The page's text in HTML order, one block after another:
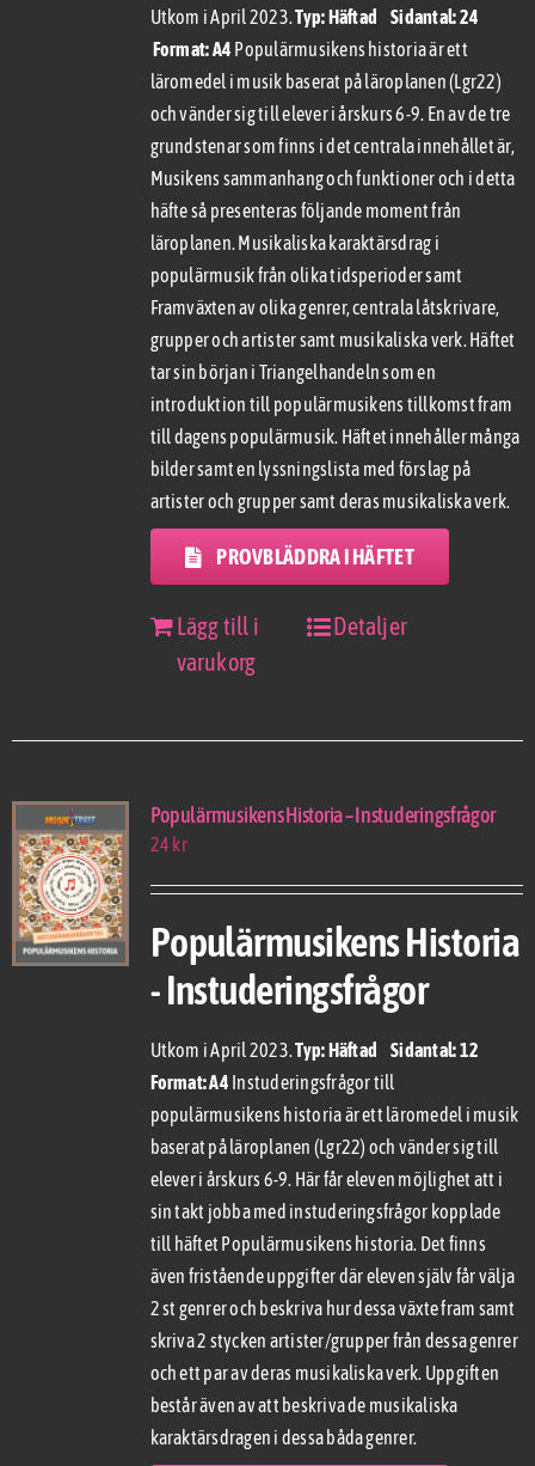
Utkom i April 2023.Typ: Häftad Sidantal: 24
Format: A4 Populärmusikens historia är ett
läromedel i musik baserat på läroplanen (Lgr22)
och vänder sig till elever i årskurs 6-9. En av de tre
grundstenar som finns i det centrala innehållet är,
Musikens sammanhang och funktioner och i detta
häfte så presenteras följande moment från
läroplanen. Musikaliska karaktärsdrag i
populärmusik från olika tidsperioder samt
Framväxten av olika genrer, centrala låtskrivare,
grupper och artister samt musikaliska verk. Häftet
tar sin början i Triangelhandeln som en
introduktion till populärmusikens tillkomst fram
till dagens populärmusik. Häftet innehåller många
bilder samt en lyssningslista med förslag på
artister och grupper samt deras musikaliska verk.
PROVBLÄDDRA I HÄFTET
Lägg till i
varukorg
Detaljer
Populärmusikens Historia – Instuderingsfrågor
24 kr
Populärmusikens Historia
- Instuderingsfrågor
Utkom i April 2023.Typ: Häftad Sidantal: 12
Format: A4 Instuderingsfrågor till
populärmusikens historia är ett läromedel i musik
baserat på läroplanen (Lgr22) och vänder sig till
elever i årskurs 6-9. Här får eleven möjlighet att i
sin takt jobba med instuderingsfrågor kopplade
till häftet Populärmusikens historia. Det finns
även fristående uppgifter där eleven själv får välja
2 st genrer och beskriva hur dessa växte fram samt
skriva 2 stycken artister/grupper från dessa genrer
och ett par av deras musikaliska verk. Uppgiften
består även av att beskriva de musikaliska
karaktärsdragen i dessa båda genrer.